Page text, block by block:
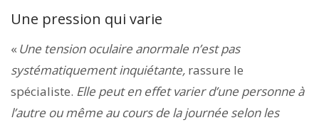
Une pression qui varie
« Une tension oculaire anormale n’est pas
systématiquement inquiétante, rassure le
spécialiste. Elle peut en effet varier d’une personne à
l’autre ou même au cours de la journée selon les